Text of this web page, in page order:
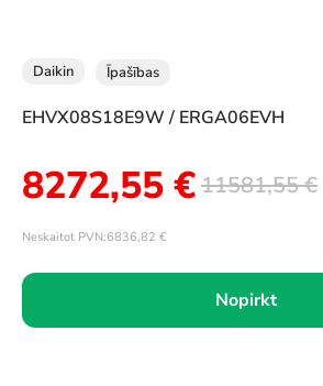
Daikin Īpašības
EHVX08S18E9W / ERGA06EVH
11581,55€
8272,55€
Neskaitot PVN:6836,82 €
Nopirkt